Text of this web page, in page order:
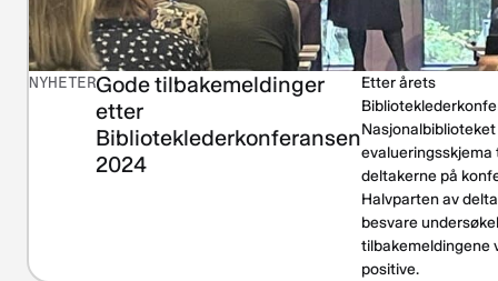
NYHETERGode tilbakemeldinger
etter
Biblioteklederkonferansen
2024
Etter årets
evalueringsskjema
deltakerne på
Halvparten av
besvare
tilbakemeldingene
positive.